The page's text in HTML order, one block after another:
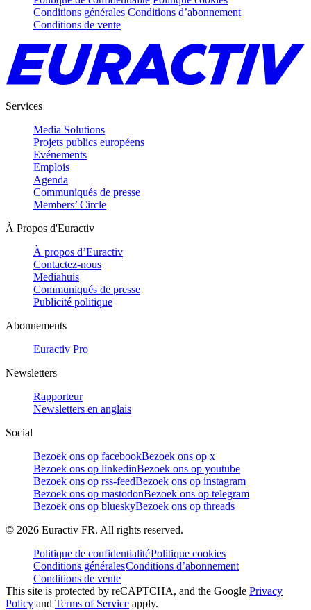
Conditions générales Conditions d’abonnement
Conditions de vente
Services
Media Solutions
Projets publics européens
Evénements
Emplois
Agenda
Communiqués de presse
Members’ Circle
À Propos d'Euractiv
À propos d’Euractiv
Contactez-nous
Mediahuis
Communiqués de presse
Publicité politique
Abonnements
Euractiv Pro
Newsletters
Rapporteur
Newsletters en anglais
Social
Bezoek ons op facebookBezoek ons op x
Bezoek ons op linkedinBezoek ons op youtube
Bezoek ons op rss-feedBezoek ons op instagram
Bezoek ons op mastodonBezoek ons op telegram
Bezoek ons op blueskyBezoek ons op threads
© 2026 Euractiv FR. All rights reserved.
Politique de confidentialitéPolitique cookies
Conditions généralesConditions d’abonnement
Conditions de vente
This site is protected by reCAPTCHA, and the Google Privacy
Policy and Terms of Service apply.